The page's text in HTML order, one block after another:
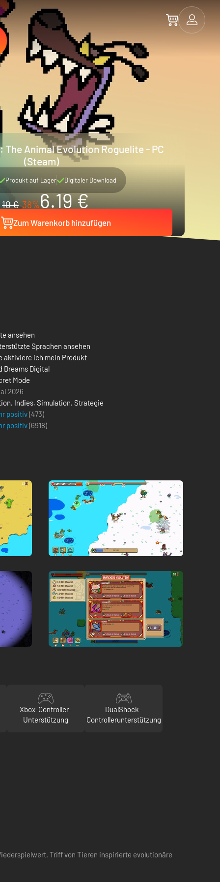
The Animal Evolution Roguelite - PC
(Steam)
Produkt auf Lager Digitaler Download
10 €-38%6.19 €
Zum Warenkorb hinzufügen
ansehen
Sprachen ansehen
aktiviere ich mein Produkt
Dreams Digital
Mode
2026
, Indies, Simulation, Strategie
positiv(473)
positiv(6918)
Xbox-Controller-
Unterstützung
DualShock-
Controllerunterstützung
Triff von Tieren inspirierte evolutionäre